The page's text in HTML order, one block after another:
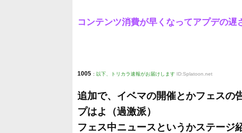
コンテンツ消費が早くなってアプデの遅
1005 : 以下、トリカラ速報がお届けします ID:Splatoon.net
追加で、イベマの開催とかフェスの
プはよ（過激派）
フェス中ニュースというかステージ